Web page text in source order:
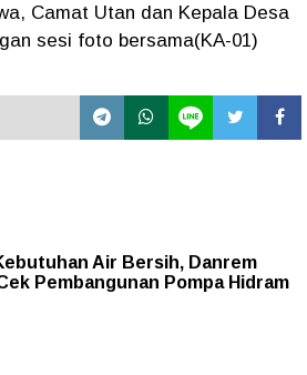
Camat Utan dan Kepala Desa
sesi foto bersama(KA-01)
Air Bersih, Danrem
Pembangunan Pompa Hidram